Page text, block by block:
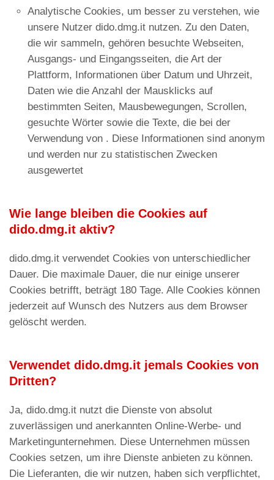
Analytische Cookies, um besser zu verstehen, wie
unsere Nutzer dido.dmg.it nutzen. Zu den Daten,
die wir sammeln, gehören besuchte Webseiten,
Ausgangs- und Eingangsseiten, die Art der
Plattform, Informationen über Datum und Uhrzeit,
Daten wie die Anzahl der Mausklicks auf
bestimmten Seiten, Mausbewegungen, Scrollen,
gesuchte Wörter sowie die Texte, die bei der
Verwendung von . Diese Informationen sind anonym
und werden nur zu statistischen Zwecken
ausgewertet
Wie lange bleiben die Cookies auf
dido.dmg.it aktiv?
dido.dmg.it verwendet Cookies von unterschiedlicher
Dauer. Die maximale Dauer, die nur einige unserer
Cookies betrifft, beträgt 180 Tage. Alle Cookies können
jederzeit auf Wunsch des Nutzers aus dem Browser
gelöscht werden.
Verwendet dido.dmg.it jemals Cookies von
Dritten?
Ja, dido.dmg.it nutzt die Dienste von absolut
zuverlässigen und anerkannten Online-Werbe- und
Marketingunternehmen. Diese Unternehmen müssen
Cookies setzen, um ihre Dienste anbieten zu können.
Die Lieferanten, die wir nutzen, haben sich verpflichtet,